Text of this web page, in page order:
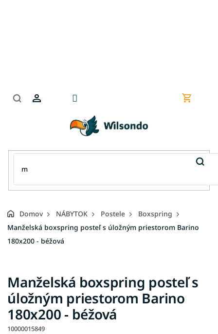
Domov NÁBYTOK Postele
Boxspring
Manželská boxspring posteľ s úložným priestorom Barino
180x200 - béžová
Manželská boxspring posteľ s
úložným priestorom Barino
180x200 - béžová
10000015849